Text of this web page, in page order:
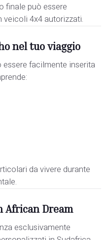
finale può essere
4x4 autorizzati.
nel tuo viaggio
essere facilmente inserita
da vivere durante
African Dream
esclusivamente